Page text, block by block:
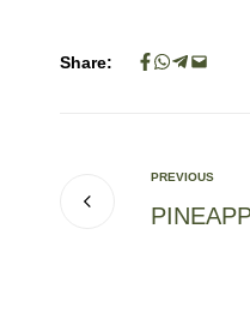
Share:
PREVIOUS